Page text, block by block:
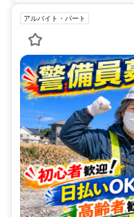
アルバイト・パート